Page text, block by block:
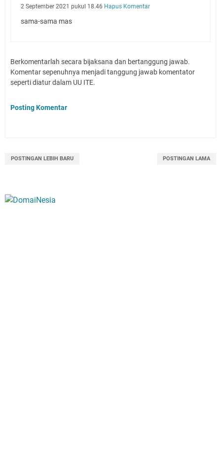
2 September 2021 pukul 18.46 Hapus Komentar
sama-sama mas
Berkomentarlah secara bijaksana dan bertanggung jawab.
Komentar sepenuhnya menjadi tanggung jawab komentator
seperti diatur dalam UU ITE.
Posting Komentar
POSTINGAN LEBIH BARU POSTINGAN LAMA